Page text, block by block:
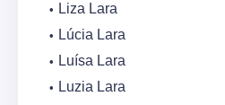
Liza Lara
Lúcia Lara
Luísa Lara
Luzia Lara